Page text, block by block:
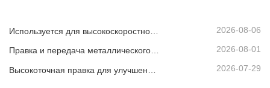
2026-08-06
Правка и передача металлического рулона 2026-08-01
2026-07-29